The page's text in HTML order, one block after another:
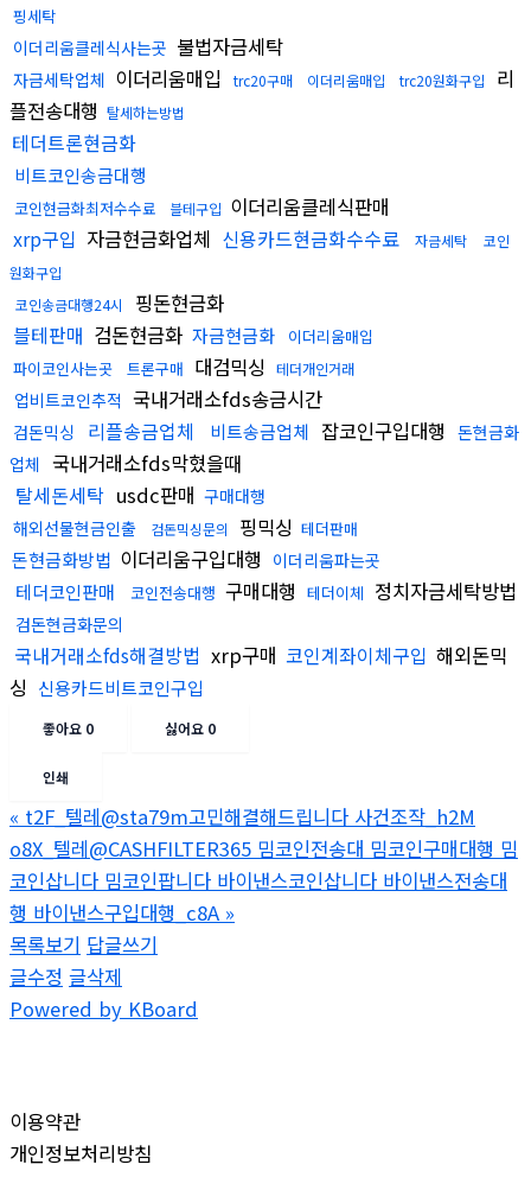
핑세탁
이더리움클레식사는곳 불법자금세탁
자금세탁업체 이더리움매입 trc20구매 이더리움매입 trc20원화구입
리
플전송대행 탈세하는방법
테더트론현금화
비트코인송금대행
코인현금화최저수수료 블테구입 이더리움클레식판매
xrp구입 자금현금화업체 신용카드현금화수수료 자금세탁
코인
원화구입
코인송금대행24시
핑돈현금화
블테판매 검돈현금화 자금현금화
이더리움매입
파이코인사는곳
트론구매 대검믹싱 테더개인거래
업비트코인추적 국내거래소fds송금시간
검돈믹싱 리플송금업체 비트송금업체 잡코인구입대행 돈현금화
업체 국내거래소fds막혔을때
탈세돈세탁 usdc판매 구매대행
해외선물현금인출
검돈믹싱문의 핑믹싱 테더판매
돈현금화방법 이더리움구입대행 이더리움파는곳
테더코인판매 코인전송대행 구매대행 테더이체 정치자금세탁방법
검돈현금화문의
국내거래소fds해결방법 xrp구매 코인계좌이체구입 해외돈믹
싱 신용카드비트코인구입
좋아요 0 싫어요 0
인쇄
« t2F_텔레@sta79m고민해결해드립니다 사건조작_h2M
o8X_텔레@CASHFILTER365 밈코인전송대 밈코인구매대행 밈
코인삽니다 밈코인팝니다 바이낸스코인삽니다 바이낸스전송대
행 바이낸스구입대행_c8A »
목록보기 답글쓰기
글수정 글삭제
Powered by KBoard
이용약관
개인정보처리방침